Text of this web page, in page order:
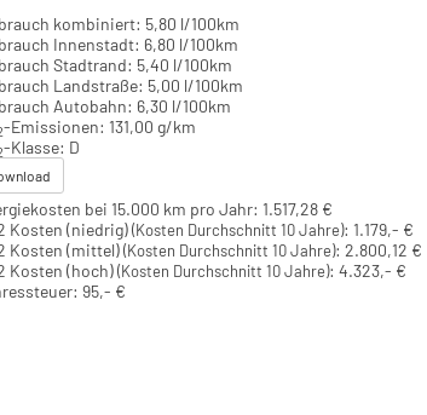
kombiniert: 5,80 l/100km
Innenstadt: 6,80 l/100km
Stadtrand: 5,40 l/100km
Landstraße: 5,00 l/100km
Autobahn: 6,30 l/100km
-Emissionen: 131,00 g/km
-Klasse: D
bei 15.000 km pro Jahr: 1.517,28 €
Kosten (niedrig)(Kosten Durchschnitt 10 Jahre): 1.179,- €
Kosten (mittel)(Kosten Durchschnitt 10 Jahre): 2.800,12 €
Kosten (hoch)(Kosten Durchschnitt 10 Jahre): 4.323,- €
95,- €